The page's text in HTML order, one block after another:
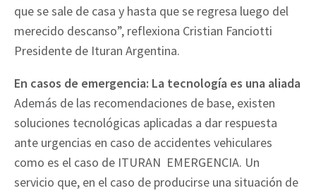
que se sale de casa y hasta que se regresa luego del
merecido descanso”, reflexiona Cristian Fanciotti
Presidente de Ituran Argentina.
En casos de emergencia: La tecnología es una aliada
Además de las recomendaciones de base, existen
soluciones tecnológicas aplicadas a dar respuesta
ante urgencias en caso de accidentes vehiculares
como es el caso de ITURAN EMERGENCIA. Un
servicio que, en el caso de producirse una situación de